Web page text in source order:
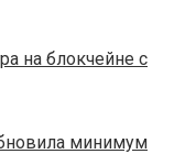
на блокчейне с
минимум